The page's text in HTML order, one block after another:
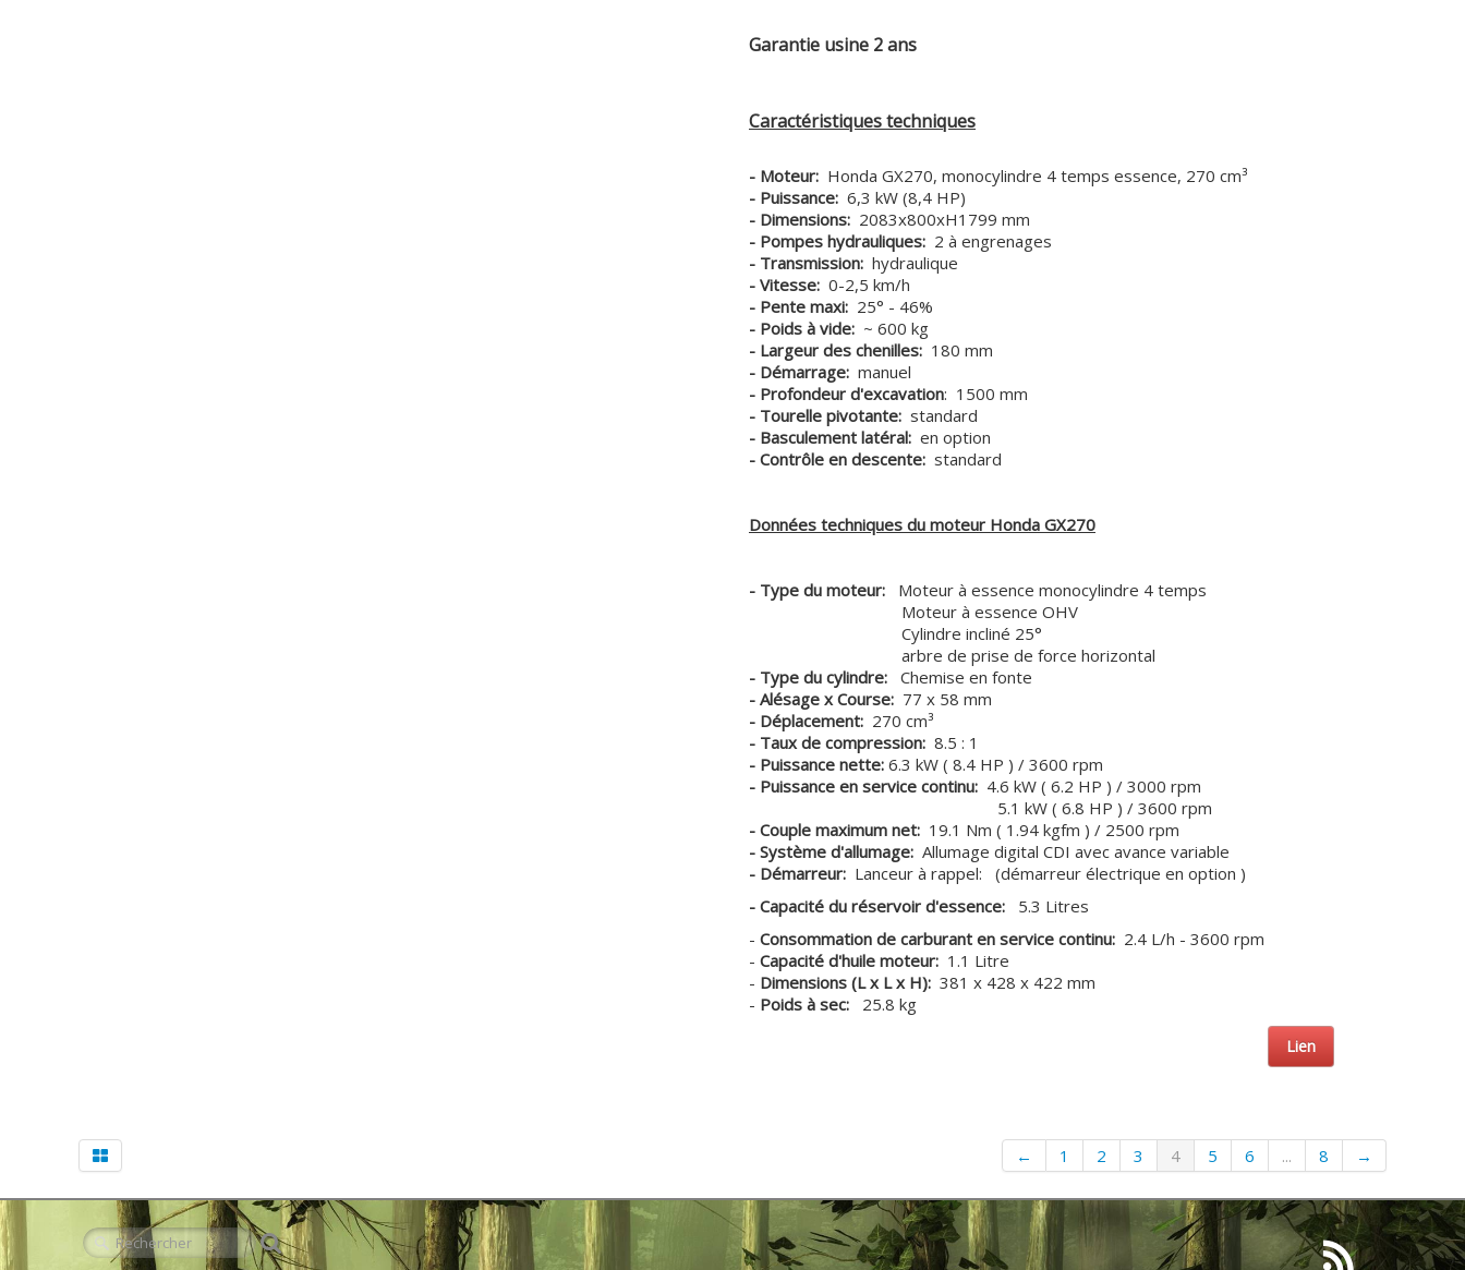
Garantie usine 2 ans
Caractéristiques techniques
- Moteur: Honda GX270, monocylindre 4 temps essence, 270 cm³
- Puissance: 6,3 kW (8,4 HP)
- Dimensions: 2083x800xH1799 mm
- Pompes hydrauliques: 2 à engrenages
- Transmission: hydraulique
- Vitesse: 0-2,5 km/h
- Pente maxi: 25° - 46%
- Poids à vide: ~ 600 kg
- Largeur des chenilles: 180 mm
- Démarrage: manuel
- Profondeur d'excavation: 1500 mm
- Tourelle pivotante: standard
- Basculement latéral: en option
- Contrôle en descente: standard
Données techniques du moteur Honda GX270
- Type du moteur: Moteur à essence monocylindre 4 temps
Moteur à essence OHV
Cylindre incliné 25°
arbre de prise de force horizontal
- Type du cylindre: Chemise en fonte
- Alésage x Course: 77 x 58 mm
- Déplacement: 270 cm³
- Taux de compression: 8.5 : 1
- Puissance nette: 6.3 kW ( 8.4 HP ) / 3600 rpm
- Puissance en service continu: 4.6 kW ( 6.2 HP ) / 3000 rpm
5.1 kW ( 6.8 HP ) / 3600 rpm
- Couple maximum net: 19.1 Nm ( 1.94 kgfm ) / 2500 rpm
- Système d'allumage: Allumage digital CDI avec avance variable
- Démarreur: Lanceur à rappel:
(démarreur électrique en option )
- Capacité du réservoir d'essence: 5.3 Litres
- Consommation de carburant en service continu: 2.4 L/h - 3600 rpm
- Capacité d'huile moteur: 1.1 Litre
- Dimensions (L x L x H): 381 x 428 x 422 mm
- Poids à sec: 25.8 kg
Lien
← 1 2 3 4 5 6 ... 8 →